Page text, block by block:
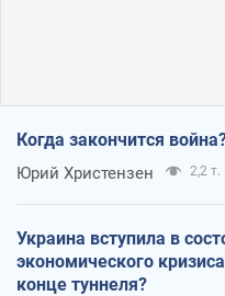
Когда закончится
Юрий Христензен 2,2 т.
Украина вступила в
экономического
конце туннеля?